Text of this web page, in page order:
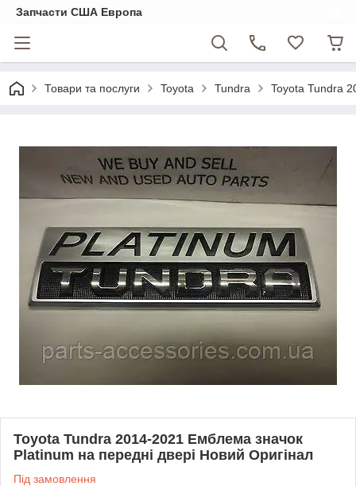
Запчасти США Европа
Товари та послуги Toyota Tundra Toyota Tundra
Toyota Tundra 2014-2021 Емблема значок
Platinum на передні двері Новий Оригінал
Під замовлення